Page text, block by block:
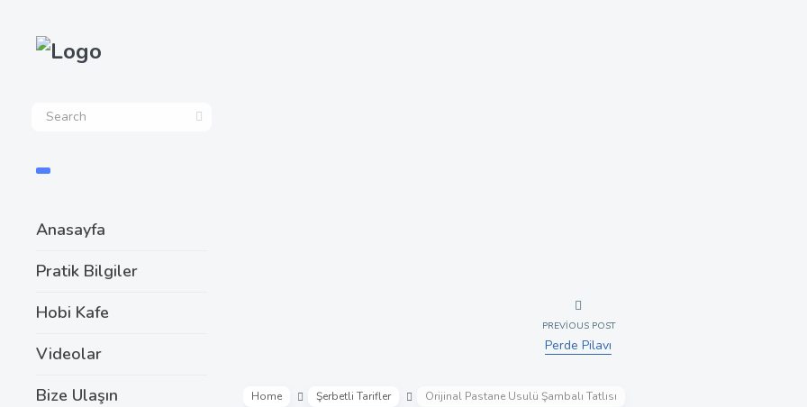
Anasayfa
Pratik Bilgiler
Hobi Kafe
Videolar
Bize Ulaşın
PREVIOUS POST
Perde Pilavı
Home Şerbetli Tarifler Orijinal Pastane Usulü Şambalı Tatlısı